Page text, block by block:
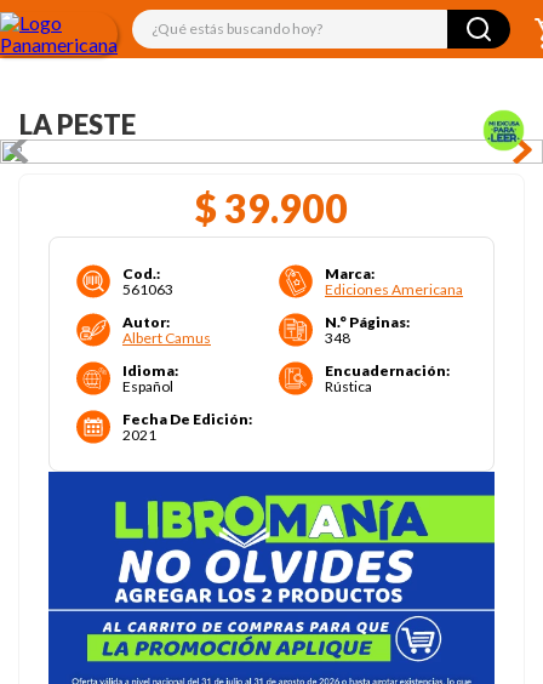
¿Qué estás buscando hoy?
LA PESTE
$ 39.900
Cod.:
561063
Marca:
Ediciones Americana
Autor:
Albert Camus
N.° Páginas:
348
Idioma:
Español
Encuadernación:
Rústica
Fecha De Edición:
2021